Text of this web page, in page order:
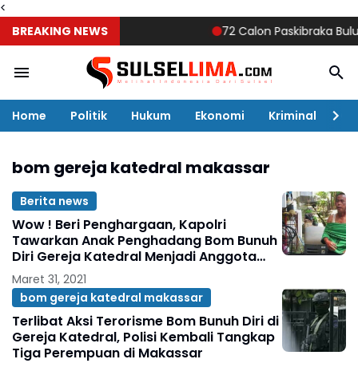
<
BREAKING NEWS
72 Calon Paskibraka
Home Politik Hukum Ekonomi Kriminal
bom gereja katedral makassar
Berita news
Wow ! Beri Penghargaan, Kapolri
Tawarkan Anak Penghadang Bom Bunuh
Diri Gereja Katedral Menjadi Anggota
Polri
Maret 31, 2021
bom gereja katedral makassar
Terlibat Aksi Terorisme Bom Bunuh Diri di
Gereja Katedral, Polisi Kembali Tangkap
Tiga Perempuan di Makassar